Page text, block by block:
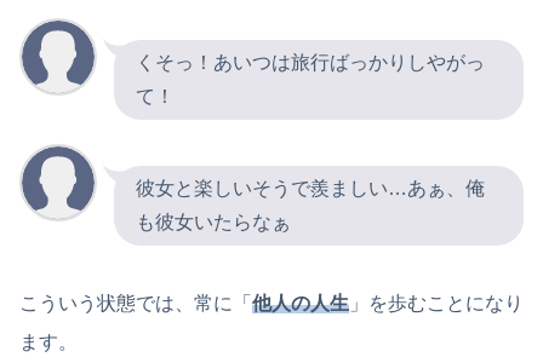
くそっ！あいつは旅行ばっかりしやがっ
て！
彼女と楽しいそうで羨ましい…あぁ、俺
も彼女いたらなぁ
こういう状態では、常に「 他人の人生 」を歩むことになり
ます。